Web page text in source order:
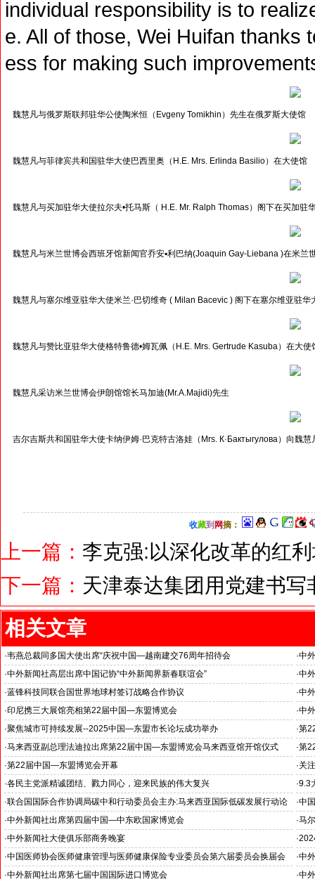
individual responsibility is to
e. All of those, Wei Huifan thanks
ess for making such
魏慧凡与俄罗斯联邦驻华公使陶米恒（Evgeny Tomikhin）先生在俄罗斯大使馆
魏慧凡与菲律宾共和国驻华大使巴西里奥（H.E. Mrs. Erlinda Basilio）在大使馆
魏慧凡与买加驻华大使拉尔夫•托马斯（ H.E. Mr. Ralph Thomas）阁下在买加驻
魏慧凡与米兰世博会西班牙馆新闻官乔安▪利巴纳(Joaquin Gay-Liebana )在米兰
魏慧凡与塞尔维亚驻华大使米兰·巴切维奇 ( Milan Bacevic ) 阁下在塞尔维亚驻华
魏慧凡与赞比亚驻华大使格特鲁德•姆瓦佩（H.E. Mrs. Gertrude Kasuba）在大使
魏慧凡采访米兰世博会伊朗馆馆长马加迪(Mr.A.Majidi)先生
吉尔吉斯共和国驻华大使卡纳伊姆·巴克特古洛娃（Mrs. К·Бактыгулова）向魏慧
收藏到 网摘：
上一篇： 李克强:以深化改革的红
下一篇： 天津泰达集团用党建书写
相关文章
·韦燕总裁同多国大使出席“庆祝中国—越南建交76周年招待会 ·中
·中外新闻社高层出席中国记协“中外新闻界新春联谊会” ·中
·蓝锋科技同联合国世界地球村签订战略合作协议 ·中
·印尼携三大展馆亮相第22届中国—东盟博览会 ·中
·聚焦城市可持续发展--2025中国—东盟市长论坛成功举办 ·第
·马来西亚副总理法迪拉出席第22届中国—东盟博览会马来西亚馆开馆仪式 ·第
·第22届中国—东盟博览会开幕 ·关
·各民主党派精诚团结、戮力同心，迎来民族的伟大复兴 ·9.3
·联合国国际合作协调局碳中和行动委员会主办:马来西亚国际低碳发展行动论
坛
主题:促进低碳领域技术交流 深化低碳经济国际合作
·中
·中外新闻社出席第四届中国—中东欧国家博览会 ·马
与
·中外新闻社大使俱乐部商务晚宴
古巴驻华大使白诗德阁下访问中国国际期货股份有限公司
·
·中国医师协会医师健康管理与医师健康保险专业委员会第六届委员会换届会
议落幕
·中
携
·中外新闻社出席第七届中国国际进口博览会 ·中